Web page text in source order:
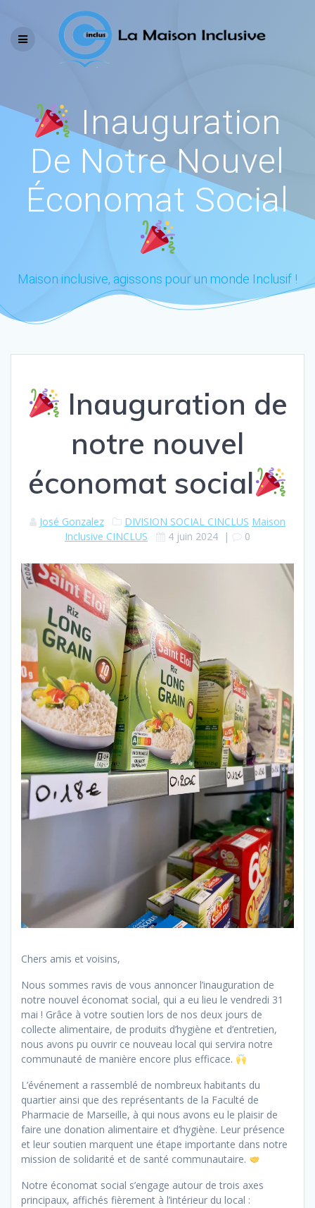
content
Inauguration
De Notre Nouvel
Économat Social
Maison inclusive, agissons pour un monde Inclusif !
Inauguration de
notre nouvel
économat social
José Gonzalez DIVISION SOCIAL CINCLUS Maison
Inclusive CINCLUS
4 juin 2024 | 0
Chers amis et voisins,
Nous sommes ravis de vous annoncer l’inauguration de
notre nouvel économat social, qui a eu lieu le vendredi 31
mai ! Grâce à votre soutien lors de nos deux jours de
collecte alimentaire, de produits d’hygiène et d’entretien,
nous avons pu ouvrir ce nouveau local qui servira notre
communauté de manière encore plus efficace.
L’événement a rassemblé de nombreux habitants du
quartier ainsi que des représentants de la Faculté de
Pharmacie de Marseille, à qui nous avons eu le plaisir de
faire une donation alimentaire et d’hygiène. Leur présence
et leur soutien marquent une étape importante dans notre
mission de solidarité et de santé communautaire.
Notre économat social s’engage autour de trois axes
principaux, affichés fièrement à l’intérieur du local :